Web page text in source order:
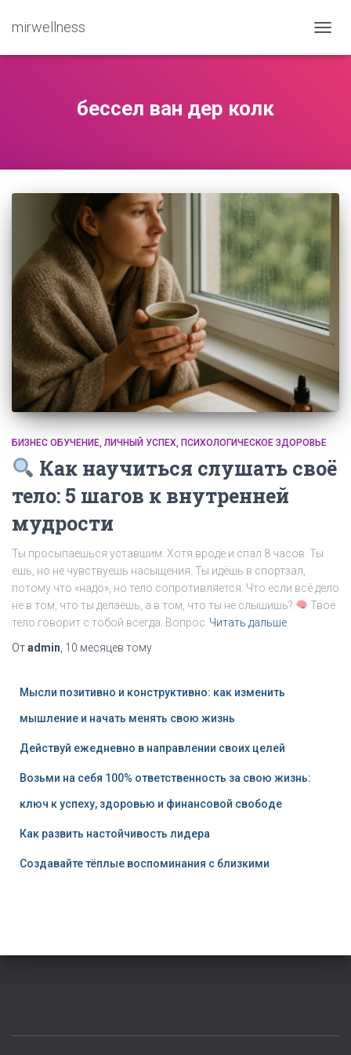
mirwellness
бессел ван дер колк
БИЗНЕС ОБУЧЕНИЕ ЛИЧНЫЙ УСПЕХ ПСИХОЛОГИЧЕСКОЕ ЗДОРОВЬЕ
Как научиться слушать своё
тело: 5 шагов к внутренней
мудрости
Ты просыпаешься уставшим. Хотя вроде и спал 8 часов. Ты
ешь, но не чувствуешь насыщения. Ты идёшь в спортзал,
потому что «надо», но тело сопротивляется. Что если всё дело
не в том, что ты делаешь, а в том, что ты не слышишь?
Твоё
тело говорит с тобой всегда. Вопрос Читать дальше
Отadmin 10 месяцев тому
Мысли позитивно и конструктивно: как изменить
мышление и начать менять свою жизнь
Действуй ежедневно в направлении своих целей
Возьми на себя 100% ответственность за свою жизнь:
ключ к успеху, здоровью и финансовой свободе
Как развить настойчивость лидера
Создавайте тёплые воспоминания с близкими